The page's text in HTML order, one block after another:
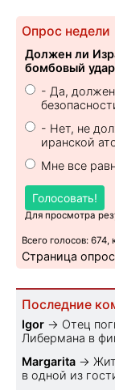
Опрос недели
Должен ли
бомбовый
- Да,
- Нет, не
иранской
Мне все
Голосовать!
Для просмотра
Всего голосов:
Страница
Последние
Igor → Отец
Либермана в
Margarita →
в одной из